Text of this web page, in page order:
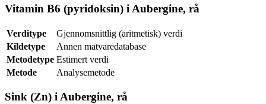
Vitamin B6 (pyridoksin) i Aubergine, rå
Verditype
Gjennomsnittlig (aritmetisk) verdi
Kildetype
Annen matvaredatabase
Metodetype Estimert verdi
Metode
Analysemetode
Sink (Zn) i Aubergine, rå